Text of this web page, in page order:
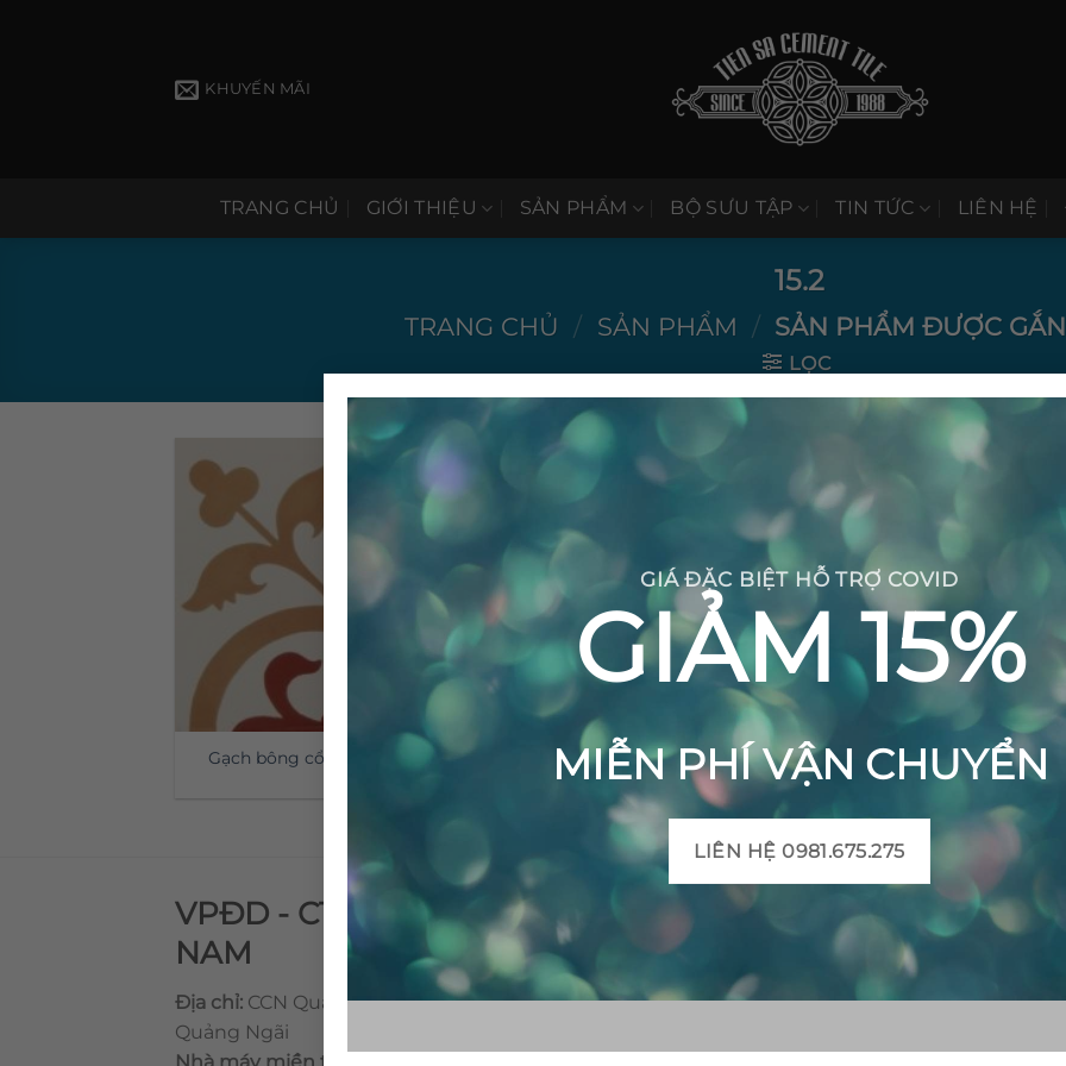
GIÁ ĐẶC BIỆT HỖ TRỢ COVID
GIẢM 15%
MIỄN PHÍ VẬN CHUYỂN
LIÊN HỆ 0981.675.275
KHUYẾN MÃI
TRANG CHỦ GIỚI THIỆU SẢN PHẨM BỘ SƯU TẬP TIN TỨC LIÊN HỆ
15.2
TRANG CHỦ / SẢN PHẨM / SẢN PHẨM ĐƯỢC GẮN
LỌC
Gạch bông cổ điển CTS 15.2
VPĐD - CTY TNHH GẠCH BÔNG VIỆT
NAM
Địa chỉ: CCN Quán Lát, Xã Đức Chánh, Huyện Mộ Đức, Tỉnh
Quảng Ngãi
THÔNG TIN SẢN PHẨM
Mô tả sản phẩm gạch